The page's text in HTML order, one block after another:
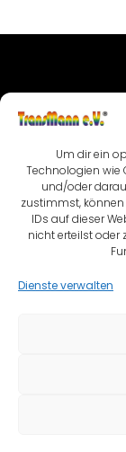
Um dir ein
Technologien wie
und/oder
zustimmst,
IDs auf dieser
nicht erteilst oder
Dienste verwalten